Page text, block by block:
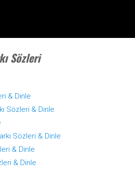
Sözleri
& Dinle
Sözleri & Dinle
Sözleri & Dinle
& Dinle
& Dinle